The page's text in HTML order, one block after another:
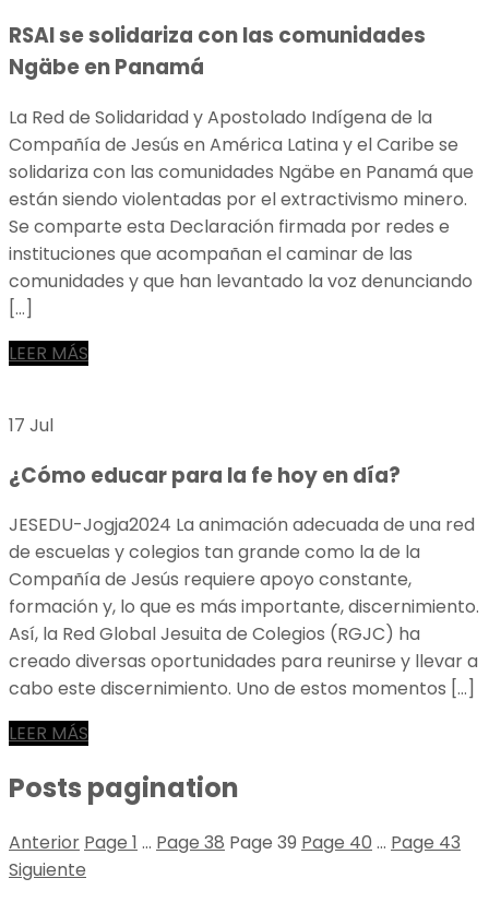
RSAI se solidariza con las comunidades
Ngäbe en Panamá
La Red de Solidaridad y Apostolado Indígena de la
Compañía de Jesús en América Latina y el Caribe se
solidariza con las comunidades Ngäbe en Panamá que
están siendo violentadas por el extractivismo minero.
Se comparte esta Declaración firmada por redes e
instituciones que acompañan el caminar de las
comunidades y que han levantado la voz denunciando
[…]
LEER MÁS
17 Jul
¿Cómo educar para la fe hoy en día?
JESEDU-Jogja2024 La animación adecuada de una red
de escuelas y colegios tan grande como la de la
Compañía de Jesús requiere apoyo constante,
formación y, lo que es más importante, discernimiento.
Así, la Red Global Jesuita de Colegios (RGJC) ha
creado diversas oportunidades para reunirse y llevar a
cabo este discernimiento. Uno de estos momentos […]
LEER MÁS
Posts pagination
Anterior Page 1 … Page 38 Page 39 Page 40 … Page 43
Siguiente